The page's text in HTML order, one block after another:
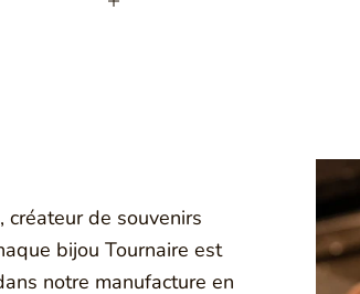
créateur de souvenirs
bijou Tournaire est
notre manufacture en